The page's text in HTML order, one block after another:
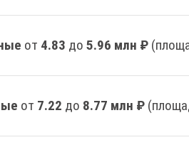
от 4.83 до 5.96 млн ₽
от 7.22 до 8.77 млн ₽